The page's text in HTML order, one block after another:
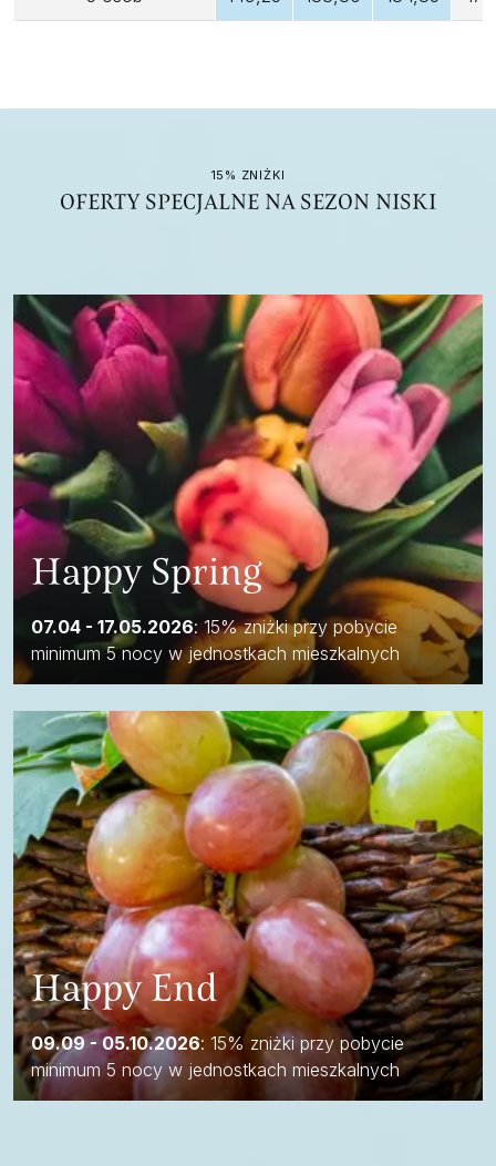
15% ZNIŻKI
OFERTY SPECJALNE NA SEZON NISKI
Happy Spring
07.04 - 17.05.2026: 15% zniżki przy pobycie
minimum 5 nocy w jednostkach mieszkalnych
Happy End
09.09 - 05.10.2026: 15% zniżki przy pobycie
minimum 5 nocy w jednostkach mieszkalnych